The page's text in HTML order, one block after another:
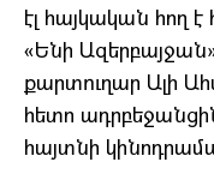
էլ հայկական հող
«Ենի
քարտուղար Ալի
հետո
հայտնի